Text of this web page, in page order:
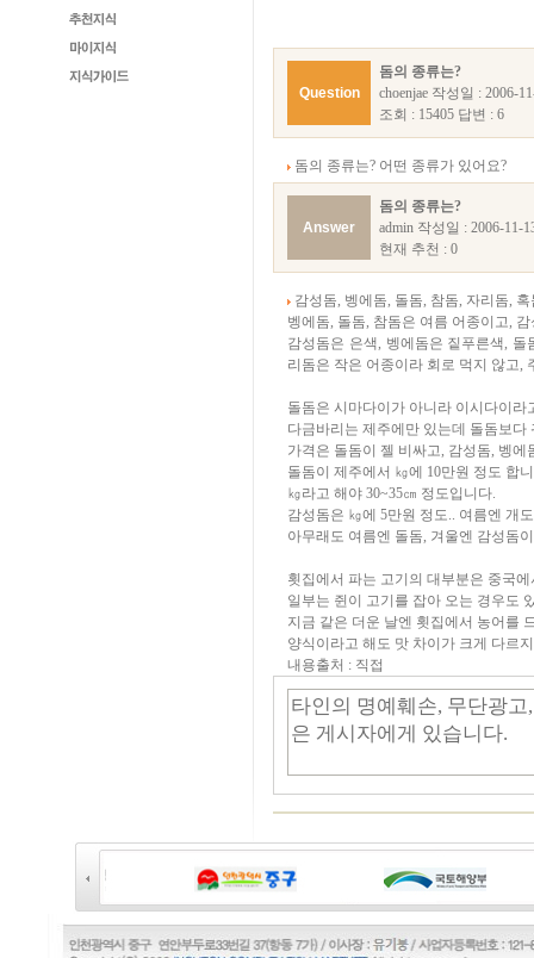
Question
돔의 종류는?
choenjae 작성일 : 2006-
조회 : 15405 답변 : 6
돔의 종류는? 어떤 종류가 있어요?
Answer
돔의 종류는?
admin 작성일 : 2006-11-
현재 추천 : 0
감성돔, 벵에돔, 돌돔, 참돔, 자리돔,
벵에돔, 돌돔, 참돔은 여름 어종이고,
감성돔은 은색, 벵에돔은 짙푸른색,
리돔은 작은 어종이라 회로 먹지 않고,
돌돔은 시마다이가 아니라 이시다이라
다금바리는 제주에만 있는데 돌돔보다
가격은 돌돔이 젤 비싸고, 감성돔, 벵에
돌돔이 제주에서 ㎏에 10만원 정도 합
㎏라고 해야 30~35㎝ 정도입니다.
감성돔은 ㎏에 5만원 정도.. 여름엔 개
아무래도 여름엔 돌돔, 겨울엔 감성돔
횟집에서 파는 고기의 대부분은 중국
일부는 쥔이 고기를 잡아 오는 경우도
지금 같은 더운 날엔 횟집에서 농어를
양식이라고 해도 맛 차이가 크게 다르
내용출처 : 직접